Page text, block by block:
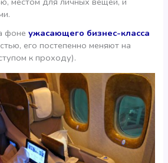
фонеужасающего бизнес-класса
его постепенно меняют на
к проходу).